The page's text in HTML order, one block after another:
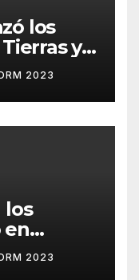
los
y
el
2023
los
en
2023